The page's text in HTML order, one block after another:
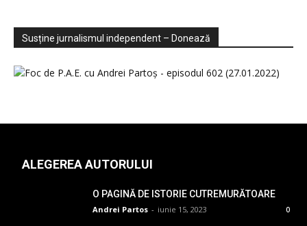
Sondaje
Video
Susține jurnalismul independent – Donează
ALEGEREA AUTORULUI
O PAGINĂ DE ISTORIE CUTREMURĂTOARE
Andrei Partos - iunie 15, 2023 0